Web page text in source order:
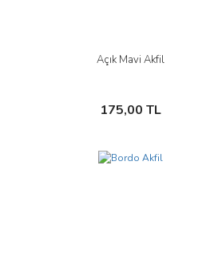
Açık Mavi Akfil
175,00 TL
İncele
Sepete Ekle